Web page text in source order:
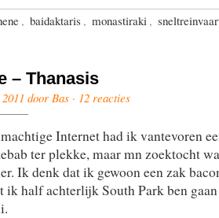
, baidaktaris , monastiraki ,
– Thanasis
door Bas · 12 reacties
Internet had ik vantevoren
ter plekke, maar mn zoektocht
Ik denk dat ik gewoon een zak
ik half achterlijk South Park ben